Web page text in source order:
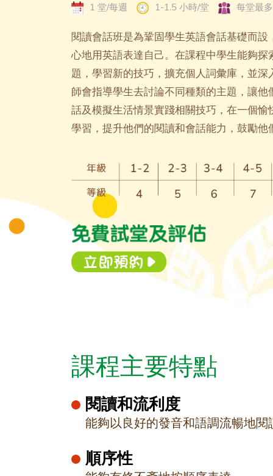
1 堂/每週 1-1.5 小時/堂 每堂最
閱讀會話班是為鞏固學生英語會話基礎而設
心地用英語表達自己。在課程中學生能夠探
題，學習新的技巧，擴充個人詞彙庫，並深
師會指導學生去討論不同種類的主題，讓他
話及模擬生活情景實踐相關技巧，在一個愉
學習，提升他們的閱讀和會話能力，鼓勵他
課程主要特點
閱讀和流利度
能夠以良好的發音和語調流暢地閱
順序性